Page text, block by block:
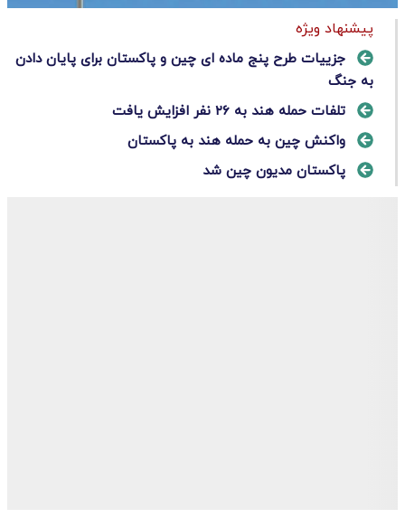
پیشنهاد ویژه
جزییات طرح پنج ماده ای چین و پاکستان برای پایان دادن
به جنگ‌
تلفات حمله هند به ۲۶ نفر افزایش یافت
واکنش چین به حمله هند به پاکستان
پاکستان مدیون چین شد